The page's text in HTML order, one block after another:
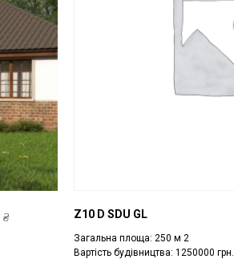
₴ Z10 D SDU GL
Загальна площа: 250 м 2
Вартість будівництва: 1250000 грн.